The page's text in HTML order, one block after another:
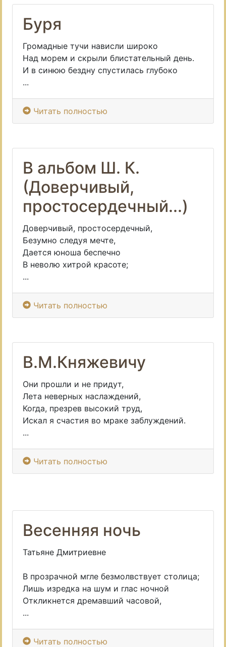
Буря
Громадные тучи нависли широко
Над морем и скрыли блистательный день.
И в синюю бездну спустилась глубоко
...
Читать полностью
В альбом Ш. К.
(Доверчивый,
простосердечный...)
Доверчивый, простосердечный,
Безумно следуя мечте,
Дается юноша беспечно
В неволю хитрой красоте;
...
Читать полностью
В.М.Княжевичу
Они прошли и не придут,
Лета неверных наслаждений,
Когда, презрев высокий труд,
Искал я счастия во мраке заблуждений.
...
Читать полностью
Весенняя ночь
Татьяне Дмитриевне
В прозрачной мгле безмолвствует столица;
Лишь изредка на шум и глас ночной
Откликнется дремавший часовой,
...
Читать полностью